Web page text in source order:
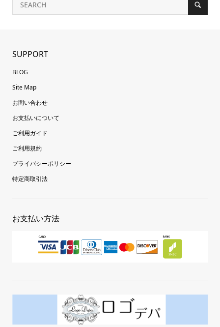
SUPPORT
BLOG
Site Map
お問い合わせ
お支払いについて
ご利用ガイド
ご利用規約
プライバシーポリシー
特定商取引法
お支払い方法